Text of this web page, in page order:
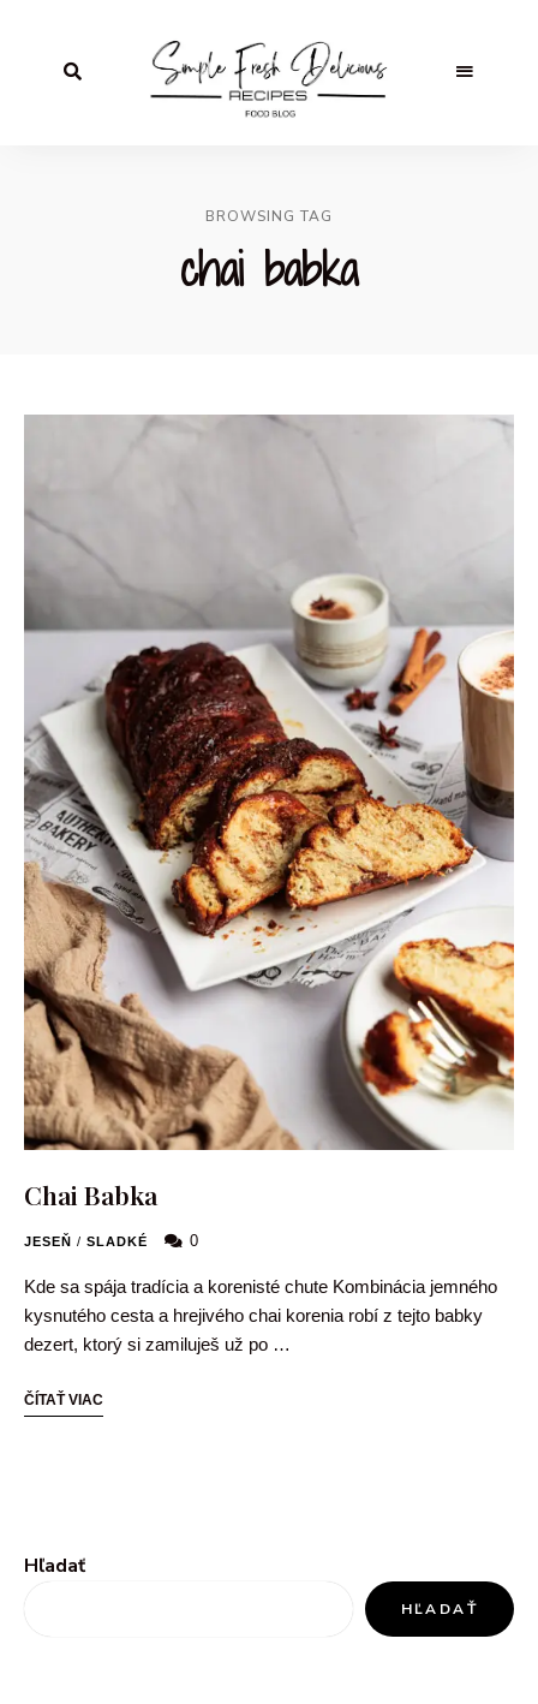
BROWSING TAG
chai babka
Chai Babka
JESEŇ / SLADKÉ 0
Kde sa spája tradícia a korenisté chute Kombinácia jemného
kysnutého cesta a hrejivého chai korenia robí z tejto babky
dezert, ktorý si zamiluješ už po …
ČÍTAŤ VIAC
Hľadať
HĽADAŤ